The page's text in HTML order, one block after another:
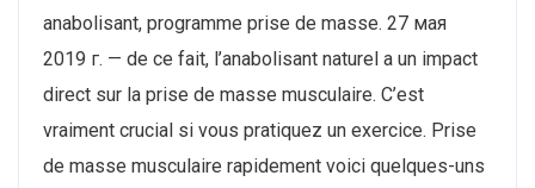
anabolisant, programme prise de masse. 27 мая
2019 г. — de ce fait, l’anabolisant naturel a un impact
direct sur la prise de masse musculaire. C’est
vraiment crucial si vous pratiquez un exercice. Prise
de masse musculaire rapidement voici quelques-uns